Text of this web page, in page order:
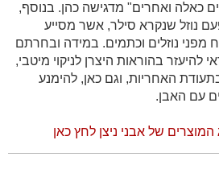
כאלה ואחרים" מדגישה כהן. בנוסף,
נוזל שנקרא סילר, אשר מסייע
נוזלים וכתמים. במידה ובחרתם
בהוראות היצרן לניקוי מיטבי,
האחריות, וגם כאן, להימנע
עם האבן.
של אבני ניצן לחץ כאן